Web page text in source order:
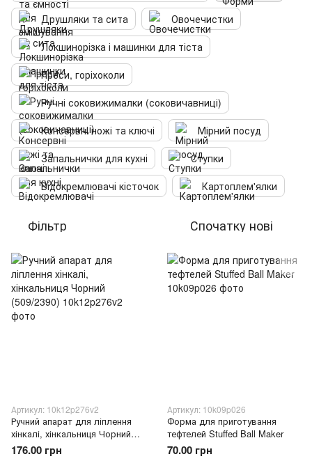
Друшляки та сита
Овочечистки
Локшинорізка і машинки для тіста
Преси, горіхоколи
Ручні соковижималки (соковичавниці)
Консервні ножі та ключі
Мірний посуд
Запальнички для кухні
Ступки
Відокремлювачі кісточок
Картоплем'ялки
Фільтр Спочатку нові
Артикул: 10k12p276v2
Ручний апарат для ліплення
хінкалі, хінкальниця Чорний
(509/2390)
176.00 грн
Артикул: 10k09p026
Форма для приготування
тефтелей Stuffed Ball Maker
70.00 грн